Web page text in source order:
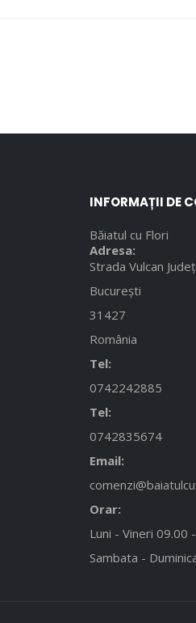
INFORMAȚII DE
Băiatul cu Flori
Adresa:
Strada Vulcan
București
31427
România
Tel:
0742242885
Tel:
0742835674
Email:
Orar:
Luni - Vineri 09.00
Sambata -